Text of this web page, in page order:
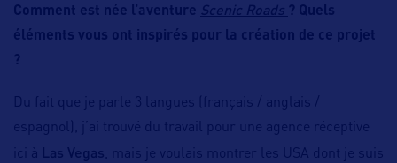
Comment est née l’aventure Scenic Roads ? Quels
éléments vous ont inspirés pour la création de ce projet
?
Du fait que je parle 3 langues (français / anglais /
espagnol), j’ai trouvé du travail pour une agence réceptive
ici à Las Vegas , mais je voulais montrer les USA dont je suis